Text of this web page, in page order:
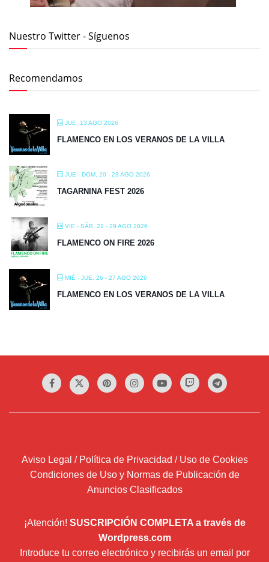
Nuestro Twitter - Síguenos
Recomendamos
JUE, 13 AGO 2026
FLAMENCO EN LOS VERANOS DE LA VILLA
JUE - DOM, 20 - 23 AGO 2026
TAGARNINA FEST 2026
VIE - SÁB, 21 - 29 AGO 2026
FLAMENCO ON FIRE 2026
MIÉ - JUE, 26 - 27 AGO 2026
FLAMENCO EN LOS VERANOS DE LA VILLA
Aviso Legal / Política de Privacidad / Uso de Cookies
Condiciones de Uso y Normas de Publicación de
Anuncios Clasificados
¡Atención! SUSCRIPCIÓN COMPLETA a través de
Wordpress.com
Introduce tu correo electrónico y recibirás un email por